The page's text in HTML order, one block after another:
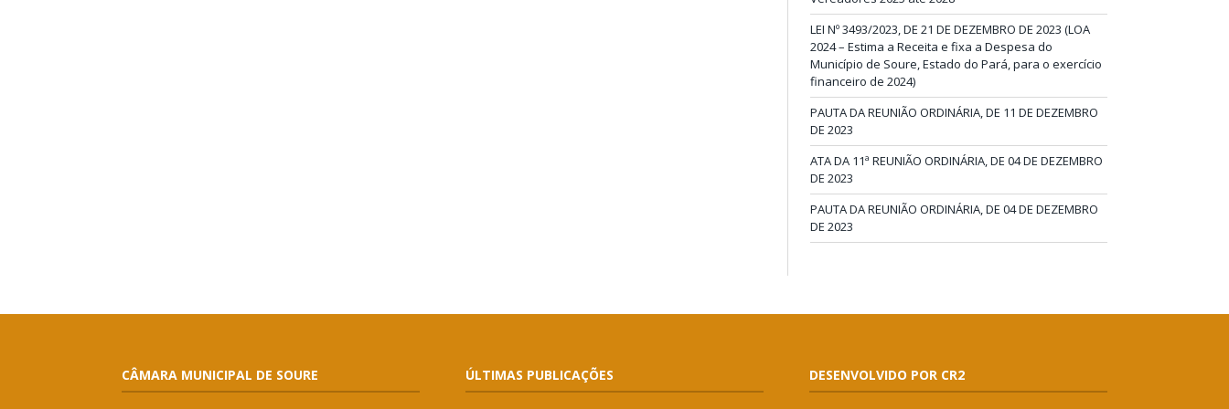
LEI Nº 3493/2023, DE 21 DE DEZEMBRO DE 2023 (LOA
2024 – Estima a Receita e fixa a Despesa do
Município de Soure, Estado do Pará, para o exercício
financeiro de 2024)
PAUTA DA REUNIÃO ORDINÁRIA, DE 11 DE DEZEMBRO
DE 2023
ATA DA 11ª REUNIÃO ORDINÁRIA, DE 04 DE DEZEMBRO
DE 2023
PAUTA DA REUNIÃO ORDINÁRIA, DE 04 DE DEZEMBRO
DE 2023
CÂMARA MUNICIPAL DE SOURE ÚLTIMAS PUBLICAÇÕES DESENVOLVIDO POR CR2